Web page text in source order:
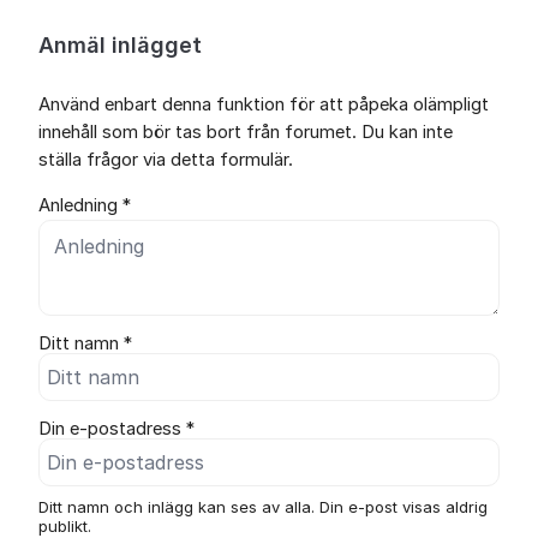
Anmäl inlägget
Använd enbart denna funktion för att påpeka olämpligt
innehåll som bör tas bort från forumet. Du kan inte
ställa frågor via detta formulär.
Anledning *
Ditt namn *
Din e-postadress *
Ditt namn och inlägg kan ses av alla. Din e-post visas aldrig
publikt.